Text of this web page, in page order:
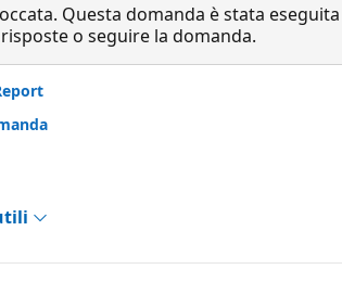
Questa domanda è stata
o seguire la domanda.